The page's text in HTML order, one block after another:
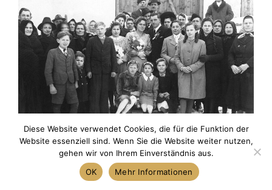
Diese Website verwendet Cookies, die für die Funktion der
Website essenziell sind. Wenn Sie die Website weiter nutzen,
gehen wir von Ihrem Einverständnis aus.
OK
Mehr Informationen